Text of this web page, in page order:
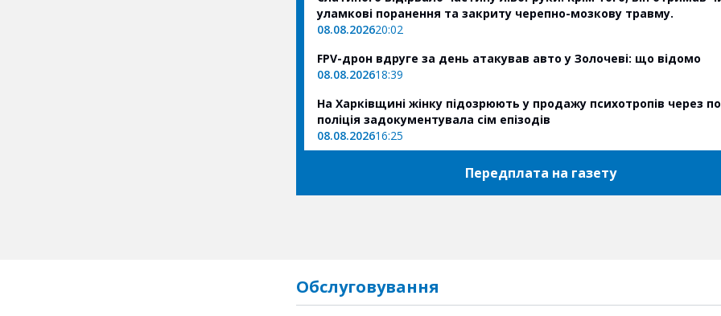
уламкові поранення та закриту черепно-мозкову травму.
08.08.202620:02
FPV-дрон вдруге за день атакував авто у Золочеві: що відомо
08.08.202618:39
На Харківщині жінку підозрюють у продажу психотропів через
поліція задокументувала сім епізодів
08.08.202616:25
Передплата на газету
Обслуговування